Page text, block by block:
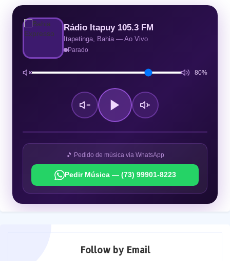
Rádio Itapuy 105.3 FM
Itapetinga, Bahia — Ao Vivo
Parado
80%
🎵 Pedido de música via WhatsApp
Pedir Música — (73) 99901-8223
Follow by Email